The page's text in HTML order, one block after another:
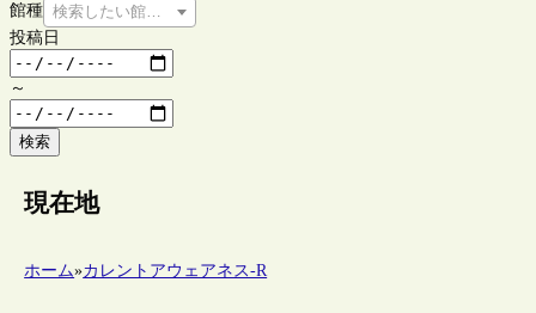
館種 検索したい館種を選択してください
投稿日
～
検索
現在地
ホーム»カレントアウェアネス-R